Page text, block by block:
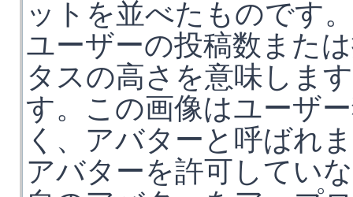
ットを並べたものです
ユーザーの投稿数また
タスの高さを意味しま
す。この画像はユーザ
く、アバターと呼ばれ
アバターを許可してい